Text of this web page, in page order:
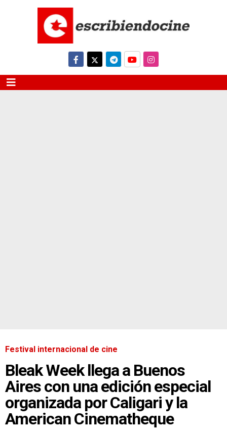
Festival internacional de cine
Bleak Week llega a Buenos
Aires con una edición especial
organizada por Caligari y la
American Cinematheque